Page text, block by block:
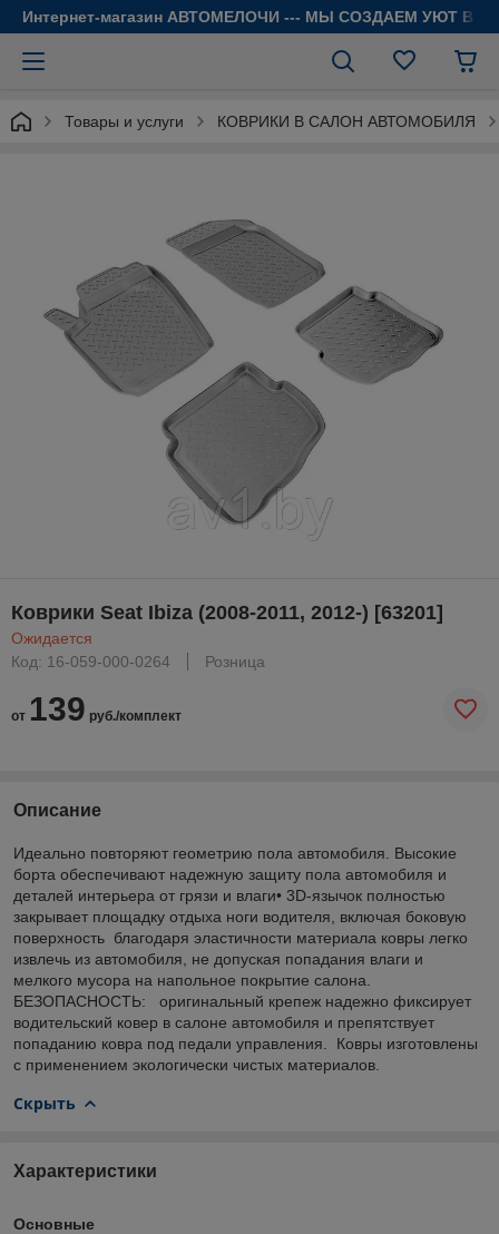
Интернет-магазин АВТОМЕЛОЧИ --- МЫ СОЗДАЕМ УЮТ В
Товары и услуги КОВРИКИ В САЛОН АВТОМОБИЛЯ
Коврики Seat Ibiza (2008-2011, 2012-) [63201]
Ожидается
Код: 16-059-000-0264
Розница
от 139 руб./комплект
Описание
Идеально повторяют геометрию пола автомобиля. Высокие
борта обеспечивают надежную защиту пола автомобиля и
деталей интерьера от грязи и влаги• 3D-язычок полностью
закрывает площадку отдыха ноги водителя, включая боковую
поверхность благодаря эластичности материала ковры легко
извлечь из автомобиля, не допуская попадания влаги и
мелкого мусора на напольное покрытие салона.
БЕЗОПАСНОСТЬ: оригинальный крепеж надежно фиксирует
водительский ковер в салоне автомобиля и препятствует
попаданию ковра под педали управления. Ковры изготовлены
с применением экологически чистых материалов.
Скрыть
Характеристики
Основные